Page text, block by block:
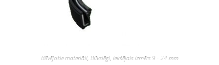
Blīvējošie materiāli, Blīvslēgi, Iekšējais izmērs 9 - 24 mm